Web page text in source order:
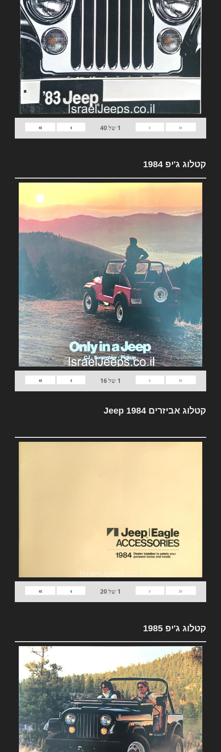
«
‹
1 של40
›
»
קטלוג ג'יפ 1984
«
‹
1 של16
›
»
קטלוג אביזרים Jeep 1984
«
‹
1 של20
›
»
קטלוג ג'יפ 1985